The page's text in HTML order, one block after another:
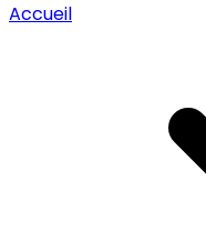
Accueil